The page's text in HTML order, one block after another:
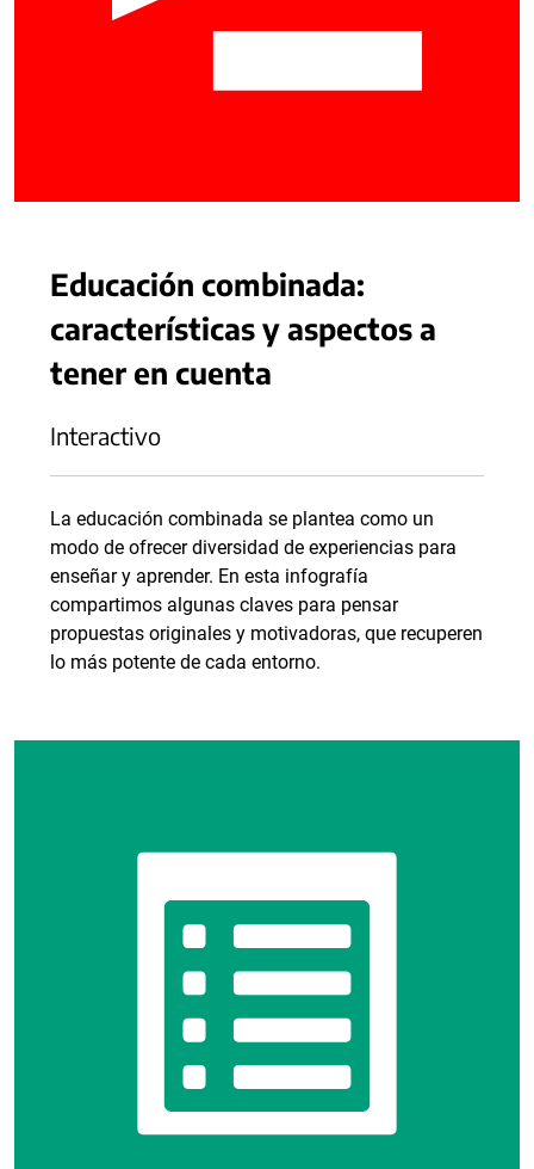
Educación combinada:
características y aspectos a
tener en cuenta
Interactivo
La educación combinada se plantea como un
modo de ofrecer diversidad de experiencias para
enseñar y aprender. En esta infografía
compartimos algunas claves para pensar
propuestas originales y motivadoras, que recuperen
lo más potente de cada entorno.